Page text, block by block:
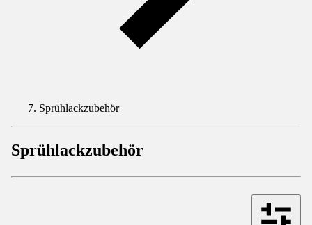
Sprühlackzubehör
Sprühlackzubehör